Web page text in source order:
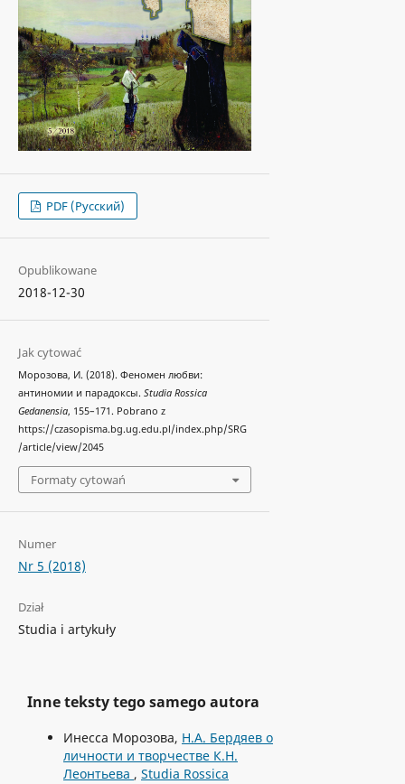
PDF (Русский)
Opublikowane
2018-12-30
Jak cytować
Морозова, И. (2018). Феномен любви:
антиномии и парадоксы. Studia Rossica
Gedanensia, 155–171. Pobrano z
https://czasopisma.bg.ug.edu.pl/index.php/SRG
/article/view/2045
Formaty cytowań
Numer
Nr 5 (2018)
Dział
Studia i artykuły
Inne teksty tego samego autora
Инесса Морозова, Н.A. Бердяев о
личности и творчестве К.H.
Леонтьева , Studia Rossica